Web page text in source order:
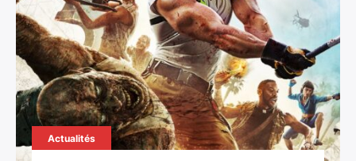
Actualités